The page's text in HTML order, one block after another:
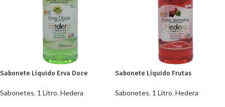
Sabonete Líquido Erva Doce
Sabonetes, 1 Litro, Hedera
Sabonete Líquido Frutas
Sabonetes, 1 Litro, Hedera